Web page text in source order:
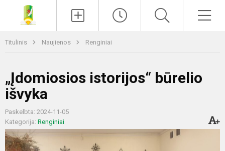
Titulinis Naujienos Renginiai
„Įdomiosios istorijos“ būrelio
išvyka
Paskelbta: 2024-11-05
Kategorija: Renginiai